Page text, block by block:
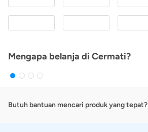
Mengapa belanja di Cermati?
Butuh bantuan mencari produk yang tepat?